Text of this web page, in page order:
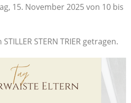
15. November 2025 von 10 bis
STERN TRIER getragen.